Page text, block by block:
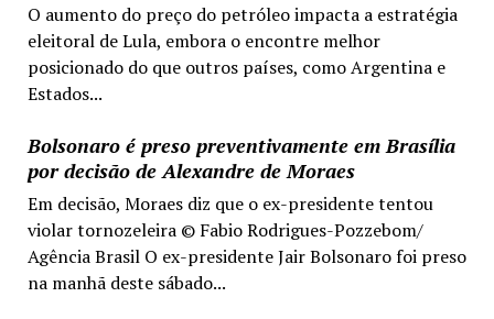
O aumento do preço do petróleo impacta a estratégia
eleitoral de Lula, embora o encontre melhor
posicionado do que outros países, como Argentina e
Estados...
Bolsonaro é preso preventivamente em Brasília
por decisão de Alexandre de Moraes
Em decisão, Moraes diz que o ex-presidente tentou
violar tornozeleira © Fabio Rodrigues-Pozzebom/
Agência Brasil O ex-presidente Jair Bolsonaro foi preso
na manhã deste sábado...